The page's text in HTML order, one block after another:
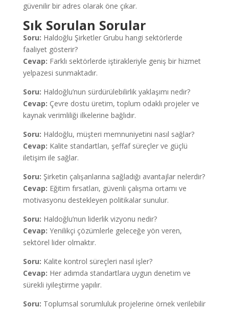
güvenilir bir adres olarak öne çıkar.
Sık Sorulan Sorular
Soru: Haldoğlu Şirketler Grubu hangi sektörlerde
faaliyet gösterir?
Cevap: Farklı sektörlerde iştirakleriyle geniş bir hizmet
yelpazesi sunmaktadır.
Soru: Haldoğlu’nun sürdürülebilirlik yaklaşımı nedir?
Cevap: Çevre dostu üretim, toplum odaklı projeler ve
kaynak verimliliği ilkelerine bağlıdır.
Soru: Haldoğlu, müşteri memnuniyetini nasıl sağlar?
Cevap: Kalite standartları, şeffaf süreçler ve güçlü
iletişim ile sağlar.
Soru: Şirketin çalışanlarına sağladığı avantajlar nelerdir?
Cevap: Eğitim fırsatları, güvenli çalışma ortamı ve
motivasyonu destekleyen politikalar sunulur.
Soru: Haldoğlu’nun liderlik vizyonu nedir?
Cevap: Yenilikçi çözümlerle geleceğe yön veren,
sektörel lider olmaktır.
Soru: Kalite kontrol süreçleri nasıl işler?
Cevap: Her adımda standartlara uygun denetim ve
sürekli iyileştirme yapılır.
Soru: Toplumsal sorumluluk projelerine örnek verilebilir